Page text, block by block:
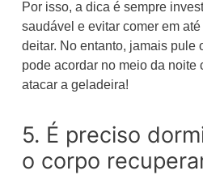
Por isso, a dica é sempre
saudável e evitar comer em
deitar. No entanto, jamais pule
pode acordar no meio da noite
atacar a geladeira!
5. É preciso
o corpo